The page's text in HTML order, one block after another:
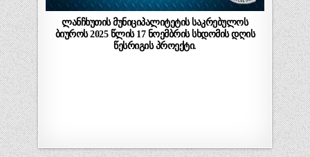
ლანჩხუთის მუნიციპალიტეტის საკრებულოს
ბიუროს 2025 წლის 17 ნოემბრის სხდომის დღის
წესრიგის პროექტი.